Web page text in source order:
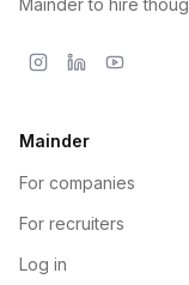
Mainder to hire
Mainder
For companies
For recruiters
Log in